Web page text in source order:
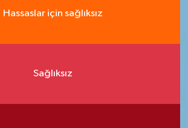
Hassaslar için sağlıksız
Sağlıksız